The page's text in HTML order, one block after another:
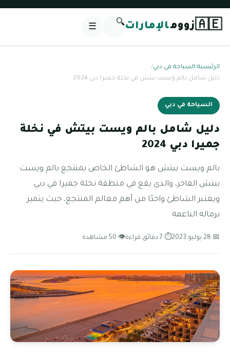
🇦🇪زوومالإمارات🔍
☰
الرئيسية/السياحة في دبي/
دليل شامل بالم ويست بيتش في نخلة جميرا دبي 2024
السياحة في دبي
دليل شامل بالم ويست بيتش في نخلة
جميرا دبي 2024
بالم ويست بيتش هو الشاطئ الخاص بمنتجع بالم ويست
بيتش الفاخر، والذي يقع في منطقة نخلة جميرا في دبي
ويعتبر الشاطئ واحدًا من أهم معالم المنتجع، حيث يتميز
برماله الناعمة
📅 28 يوليو 2023 ⏱ 7 دقائق قراءة 👁 50 مشاهدة